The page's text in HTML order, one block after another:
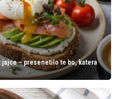
– presenetilo te bo, katera